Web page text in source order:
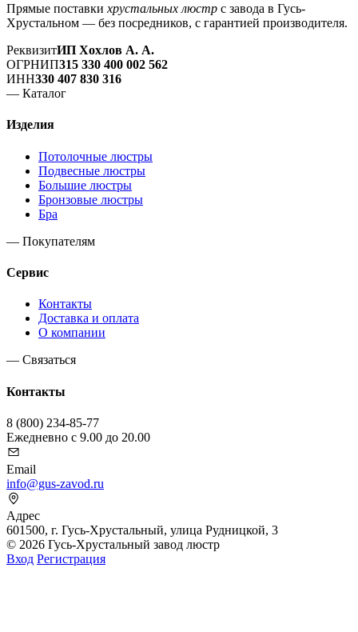
Прямые поставки хрустальных люстр с завода в Гусь-
Хрустальном — без посредников, с гарантией производителя.
РеквизитИП Хохлов А. А.
ОГРНИП315 330 400 002 562
ИНН330 407 830 316
— Каталог
Изделия
Потолочные люстры
Подвесные люстры
Большие люстры
Бронзовые люстры
Бра
— Покупателям
Сервис
Контакты
Доставка и оплата
О компании
— Связаться
Контакты
8 (800) 234-85-77
Ежедневно с 9.00 до 20.00
Email
info@gus-zavod.ru
Адрес
601500, г. Гусь-Хрустальный, улица Рудницкой, 3
© 2026 Гусь-Хрустальный завод люстр
Вход Регистрация